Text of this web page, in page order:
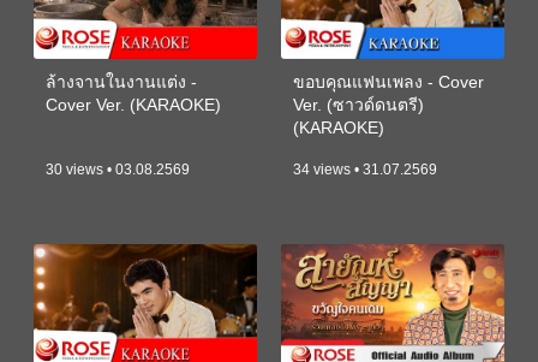
ล้างจานในงานแต่ง -
Cover Ver. (KARAOKE)
30 views • 03.08.2569
ขอบคุณแฟนเพลง - Cover
Ver. (ซาวด์ดนตรี)
(KARAOKE)
34 views • 31.07.2569